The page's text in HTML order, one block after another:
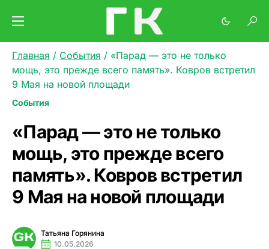
Главная / События / «Парад — это не только
мощь, это прежде всего память». Ковров встретил
9 Мая на новой площади
События
«Парад — это не только
мощь, это прежде всего
память». Ковров встретил
9 Мая на новой площади
Татьяна Горянина
10.05.2026